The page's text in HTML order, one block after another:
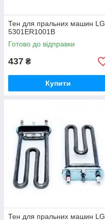
Тен для пральних машин LG
5301ER1001B
Готово до відправки
437 ₴
Купити
Тен для пральних машин LG